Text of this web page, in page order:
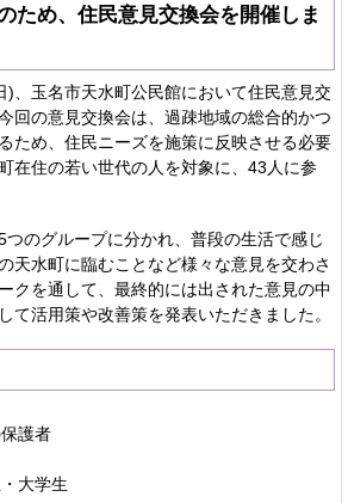
ため、住民意見交換会を開催しま
)、玉名市天水町公民館において住民意見交
回の意見交換会は、過疎地域の総合的かつ
ため、住民ニーズを施策に反映させる必要
在住の若い世代の人を対象に、43人に参
のグループに分かれ、普段の生活で感じ
天水町に臨むことなど様々な意見を交わさ
クを通して、最終的には出された意見の中
て活用策や改善策を発表いただきました。
護者
大学生